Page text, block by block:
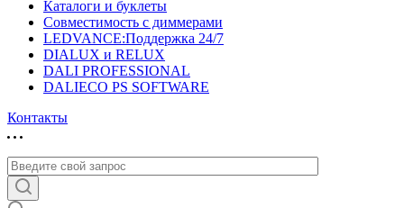
Каталоги и буклеты
Совместимость с диммерами
LEDVANCE:Поддержка 24/7
DIALUX и RELUX
DALI PROFESSIONAL
DALIECO PS SOFTWARE
Контакты